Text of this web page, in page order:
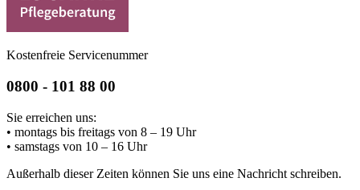
Kostenfreie Servicenummer
0800 - 101 88 00
Sie erreichen uns:
• montags bis freitags von 8 – 19 Uhr
• samstags von 10 – 16 Uhr
Außerhalb dieser Zeiten können Sie uns eine Nachricht schreiben.